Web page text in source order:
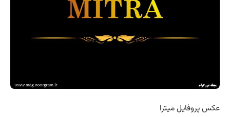
عکس پروفایل میترا